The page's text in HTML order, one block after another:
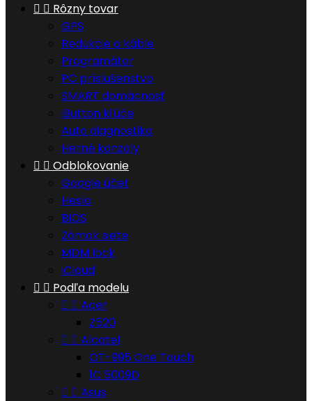
  Rôzny tovar
GPS
Redukcie a káble
Programátor
PC príslušenstvo
SMART domácnosť
iButton kľúče
Auto diagnostika
Herné konzoly
  Odblokovanie
Google účet
Heslo
BIOS
Zámok siete
MDM lock
iCloud
  Podľa modelu
  Acer
Z520
  Alcatel
OT-995 One Touch
1C 5009D
  Asus